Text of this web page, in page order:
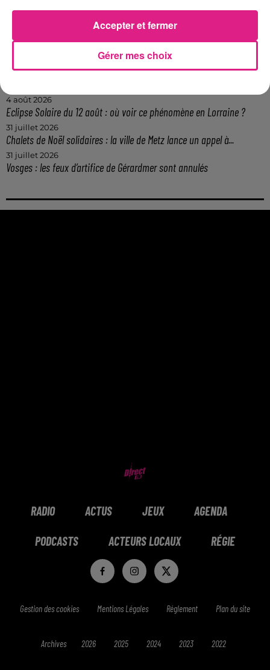
Casting de Woof : l'Euro-Métropole de Metz part à la recherche de...
4 août 2026
Officiel : Gauthier Hein quitte le FC Metz pour l'OGC Nice
4 août 2026
4 août 2026
Eclipse Solaire du 12 août : où voir ce phénomène en Lorraine ?
31 juillet 2026
Chalets de Noël solidaires : la ville de Metz lance un appel à...
31 juillet 2026
Vosges : les feux d’artifice de Gérardmer sont annulés
RADIO ACTUS JEUX AGENDA
PODCASTS ACTEURS LOCAUX RÉGIE
Gestion des cookies Mentions Légales Réglement Plan du site
Archives 2026 2025 2024 2023 2022
Gérer mes choix
Accepter et fermer